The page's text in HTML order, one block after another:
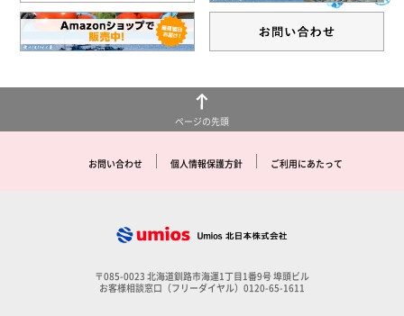
ページの先頭
お問い合わせ 個人情報保護方針 ご利用にあたって
〒085-0023 北海道釧路市海運1丁目1番9号 埠頭ビル
お客様相談窓口（フリーダイヤル）0120-65-1611